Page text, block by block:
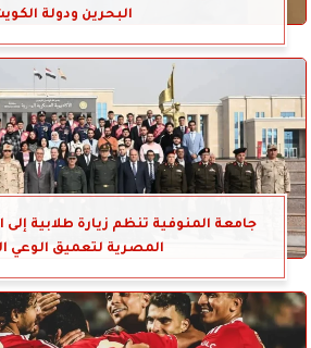
البحرين ودولة
جامعة المنوفية تنظم زيارة طلابية إلى
المصرية لتعميق الوعي